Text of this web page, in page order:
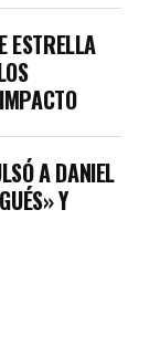
ESTRELLA
A DANIEL
Y